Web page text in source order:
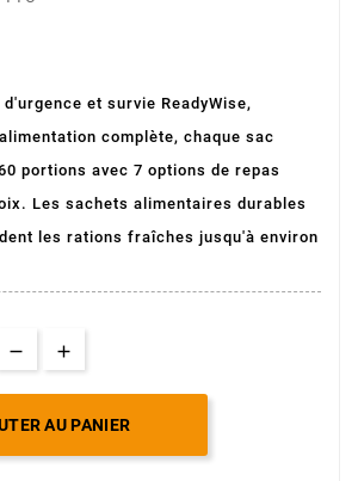
et survie ReadyWise,
complète, chaque sac
portions avec 7 options de repas
Les sachets alimentaires durables
les rations fraîches jusqu'à environ
AU PANIER